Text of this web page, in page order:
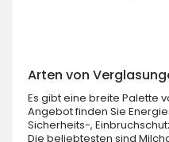
Arten von
Es gibt eine breite Palette
Angebot finden Sie
Sicherheits-,
Die beliebtesten sind